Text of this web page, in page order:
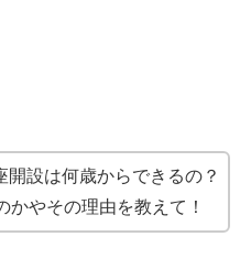
開設は何歳からできるの？
かやその理由を教えて！